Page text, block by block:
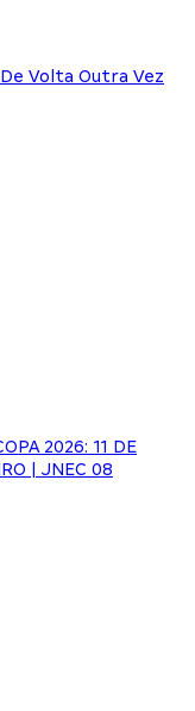
Volta Outra Vez
2026: 11 DE
| JNEC 08